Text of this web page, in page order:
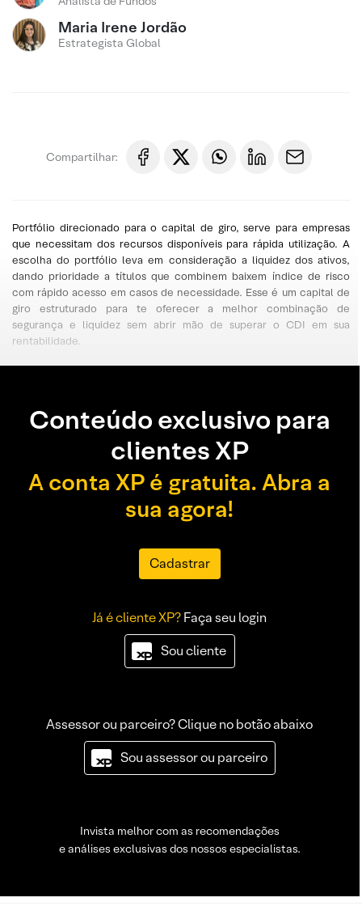
Maria Irene Jordão
Estrategista Global
Compartilhar:
Portfólio direcionado para o capital de giro, serve para empresas
que necessitam dos recursos disponíveis para rápida utilização. A
escolha do portfólio leva em consideração a liquidez dos ativos,
dando prioridade a títulos que combinem baixem índice de risco
com rápido acesso em casos de necessidade. Esse é um capital de
giro estruturado para te oferecer a melhor combinação de
segurança e liquidez sem abrir mão de superar o CDI em sua
rentabilidade.
Conteúdo exclusivo para
clientes XP
A conta XP é gratuita. Abra a
sua agora!
Cadastrar
Já é cliente XP?Faça seu login
Sou cliente
Assessor ou parceiro? Clique no botão abaixo
Sou assessor ou parceiro
Invista melhor com as recomendações
e análises exclusivas dos nossos especialistas.